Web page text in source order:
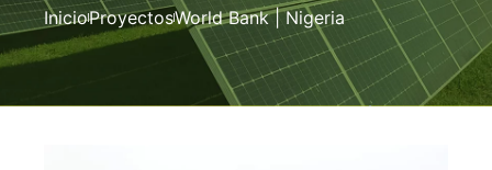
InicioProyectosWorld Bank | Nigeria